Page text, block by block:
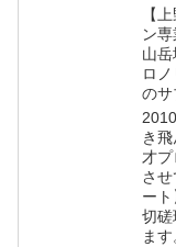
【
ン
山
ロ
のサ
き
才
さ
ー
切磋
ま